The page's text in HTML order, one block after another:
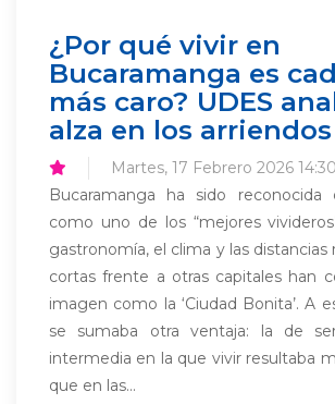
¿Por qué vivir en
Bucaramanga es
más caro? UDES
alza en los arriendos
Martes, 17 Febrero 2026 14:30
Bucaramanga ha sido reconocida
como uno de los “mejores
gastronomía, el clima y las
cortas frente a otras capitales han
imagen como la ‘Ciudad Bonita’. A
se sumaba otra ventaja: la de
intermedia en la que vivir resultaba
que en las...